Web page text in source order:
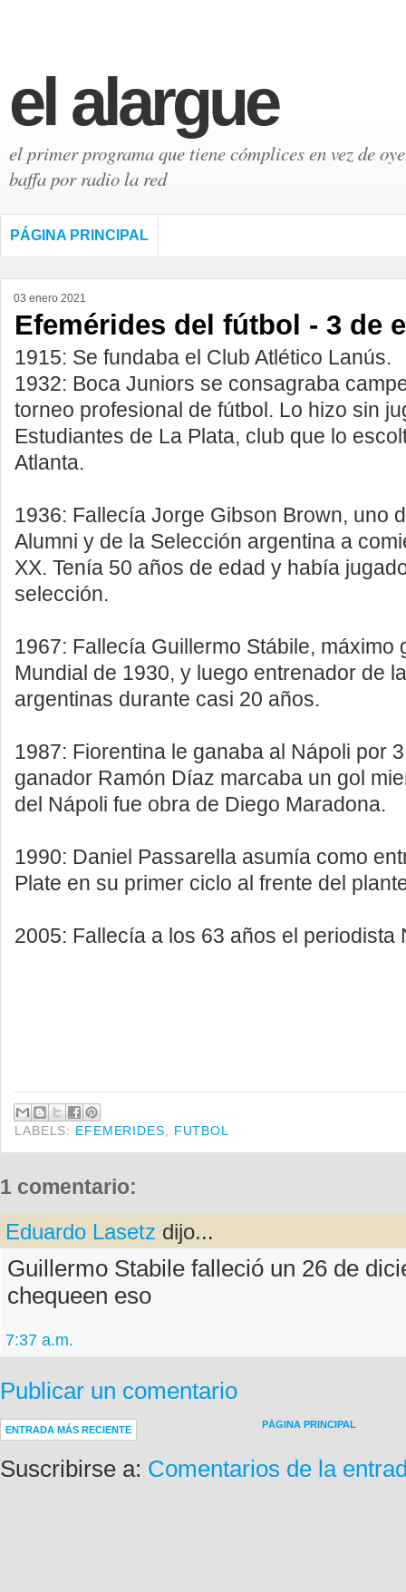
el alargue
el primer programa que tiene cómplices en vez de
baffa por radio la red
PÁGINA PRINCIPAL
03 enero 2021
Efemérides del fútbol - 3 de
1915: Se fundaba el Club Atlético Lanús.
1932: Boca Juniors se consagraba
torneo profesional de fútbol. Lo hizo sin
Estudiantes de La Plata, club que lo
Atlanta.
1936: Fallecía Jorge Gibson Brown, uno
Alumni y de la Selección argentina a
XX. Tenía 50 años de edad y había
selección.
1967: Fallecía Guillermo Stábile, máximo
Mundial de 1930, y luego entrenador de
argentinas durante casi 20 años.
1987: Fiorentina le ganaba al Nápoli por
ganador Ramón Díaz marcaba un gol
del Nápoli fue obra de Diego Maradona.
1990: Daniel Passarella asumía como
Plate en su primer ciclo al frente del
2005: Fallecía a los 63 años el periodista
LABELS: EFEMERIDES FUTBOL
1 comentario:
Eduardo Lasetz dijo...
Guillermo Stabile falleció un 26 de
chequeen eso
7:37 a.m.
Publicar un comentario
ENTRADA MÁS RECIENTE PÁGINA PRINCIPAL
Suscribirse a: Comentarios de la